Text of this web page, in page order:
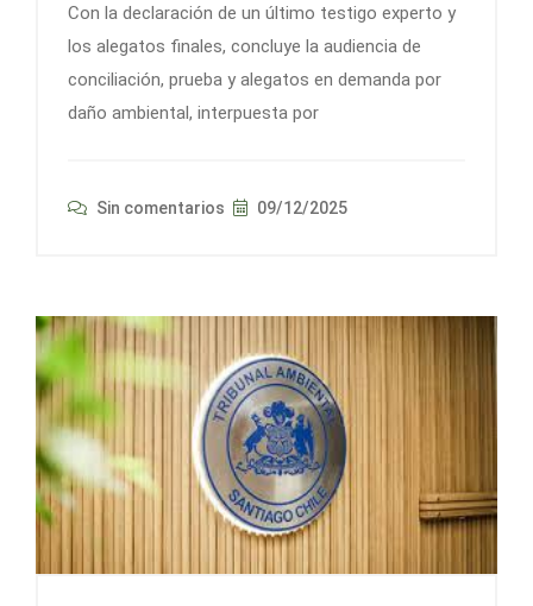
Con la declaración de un último testigo experto y
los alegatos finales, concluye la audiencia de
conciliación, prueba y alegatos en demanda por
daño ambiental, interpuesta por
Sin comentarios 09/12/2025